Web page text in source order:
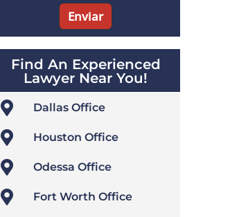
Find An Experienced
Lawyer Near You!

Dallas Office
 Houston Office
 Odessa Office
 Fort Worth Office